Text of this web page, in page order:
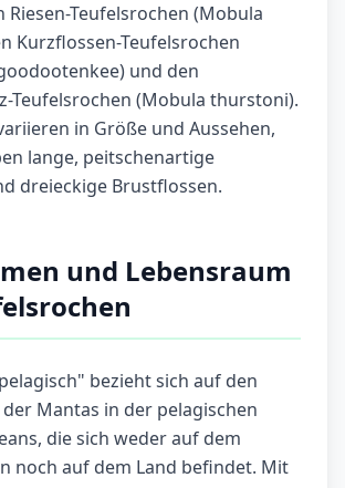
Teufelsrochen (Mobula
Kurzflossen-Teufelsrochen
und den
Teufelsrochen (Mobula thurstoni).
in Größe und Aussehen,
lange, peitschenartige
dreieckige Brustflossen.
und Lebensraum
bezieht sich auf den
Mantas in der pelagischen
die sich weder auf dem
noch auf dem Land befindet. Mit